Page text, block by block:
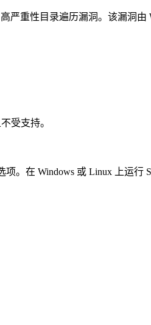
严重性目录遍历漏洞。该漏洞由
受支持。
。在 Windows 或 Linux 上运行